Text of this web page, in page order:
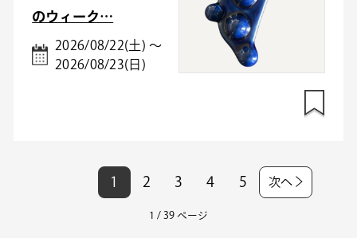
のウィーク…
2026/08/22(土) ～
2026/08/23(日)
1 2 3 4 5 次へ
1 / 39 ページ